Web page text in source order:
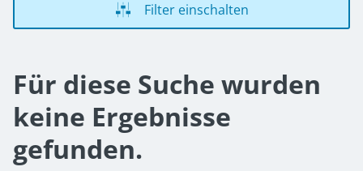
Filter einschalten
Für diese Suche wurden
keine Ergebnisse
gefunden.